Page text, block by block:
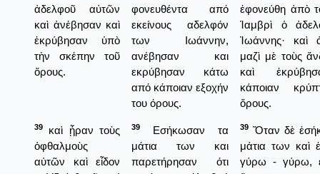
ἀδελφοῦ αὐτῶν
καὶ ἀνέβησαν καὶ
ἐκρύβησαν ὑπὸ
τὴν σκέπην τοῦ
ὄρους.
φονευθέντα από
εκείνους αδελφόν
των Ιωάννην,
ανέβησαν και
εκρύβησαν κάτω
από κάποιαν εξοχήν
του όρους.
ἐφονεύθη ἀπὸ
Ἰαμβρὶ ὁ
Ἰωάννης· καὶ
μαζὶ μὲ τοὺς
καὶ
κάποιαν
ὄρους.
39
καὶ ᾖραν τοὺς
ὀφθαλμοὺς
αὐτῶν καὶ εἶδον
39
Εσήκωσαν τα
μάτια των και
παρετήρησαν ότι
39 Ὅταν δὲ
μάτια των καὶ
γύρω - γύρω,